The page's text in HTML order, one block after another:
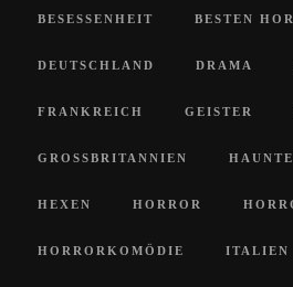
BESESSENHEIT BESTEN
DEUTSCHLAND DRAMA
FRANKREICH GEISTER
GROSSBRITANNIEN
HEXEN HORROR
HORRORKOMÖDIE ITALIEN